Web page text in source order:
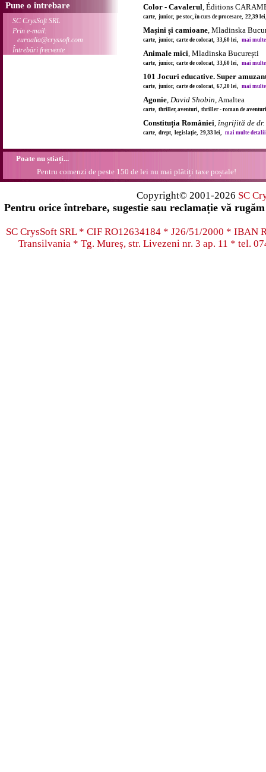
Pune o întrebare
SC CrysSoft SRL
Prin e-mail:
euroalia@cryssoft.com
Întrebări frecvente
Color - Cavalerul, Éditions
carte, junior, pe stoc, în curs de procesare, 22,39
Mașini și camioane, Mladinska
carte, junior, carte de colorat, 33,60 lei, mai
Animale mici, Mladinska București
carte, junior, carte de colorat, 33,60 lei, mai
101 Jocuri educative. Super
carte, junior, carte de colorat, 67,20 lei, mai
Agonie, David Shobin, Amaltea
carte, thriller, aventuri, thriller - roman de
Constituția României, îngrijită de
carte, drept, legislație, 29,33 lei, mai multe detalii
Poate nu știați...
Pentru comenzi de peste 150 de lei nu mai plătiți taxe poștale!
Copyright© 2001-2026 SC
Pentru orice întrebare, sugestie sau reclamație vă
SC CrysSoft SRL * CIF RO12634184 * J26/51/2000 * IBAN
Transilvania * Tg. Mureș, str. Livezeni nr. 3 ap. 11 * tel.